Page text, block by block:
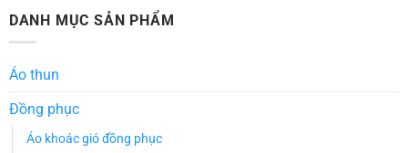
DANH MỤC SẢN PHẨM
Áo thun
Đồng phục
Áo khoác gió đồng phục